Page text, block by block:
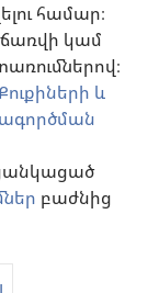
համար։
կամ
և
բաժնից
of Pennsylvania.